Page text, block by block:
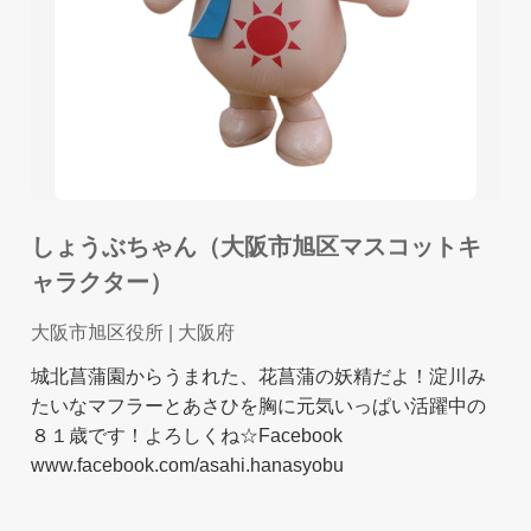
しょうぶちゃん（大阪市旭区マスコットキ
ャラクター）
大阪市旭区役所 | 大阪府
城北菖蒲園からうまれた、花菖蒲の妖精だよ！淀川み
たいなマフラーとあさひを胸に元気いっぱい活躍中の
８１歳です！よろしくね☆Facebook
www.facebook.com/asahi.hanasyobu